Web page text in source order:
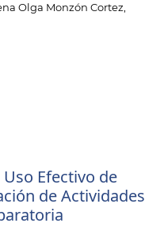
Olga Monzón Cortez,
Efectivo de
de Actividades